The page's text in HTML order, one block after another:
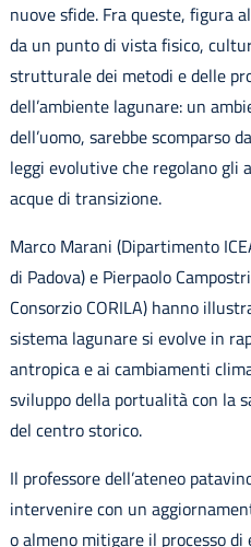
nuove sfide. Fra queste, figura
da un punto di vista fisico,
strutturale dei metodi e delle
dell’ambiente lagunare: un
dell’uomo, sarebbe scomparso
leggi evolutive che regolano gli
acque di transizione.
Marco Marani (Dipartimento
di Padova) e Pierpaolo
Consorzio CORILA) hanno
sistema lagunare si evolve in
antropica e ai cambiamenti
sviluppo della portualità con la
del centro storico.
Il professore dell’ateneo
intervenire con un
o almeno mitigare il processo di